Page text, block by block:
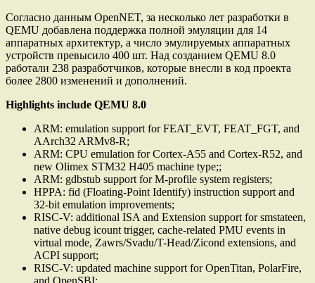
Согласно данным OpenNET, за несколько лет разработки в
QEMU добавлена поддержка полной эмуляции для 14
аппаратных архитектур, а число эмулируемых аппаратных
устройств превысило 400 шт. Над созданием QEMU 8.0
работали 238 разработчиков, которые внесли в код проекта
более 2800 изменений и дополнений.
Highlights include QEMU 8.0
ARM: emulation support for FEAT_EVT, FEAT_FGT, and
AArch32 ARMv8-R;
ARM: CPU emulation for Cortex-A55 and Cortex-R52, and
new Olimex STM32 H405 machine type;;
ARM: gdbstub support for M-profile system registers;
HPPA: fid (Floating-Point Identify) instruction support and
32-bit emulation improvements;
RISC-V: additional ISA and Extension support for smstateen,
native debug icount trigger, cache-related PMU events in
virtual mode, Zawrs/Svadu/T-Head/Zicond extensions, and
ACPI support;
RISC-V: updated machine support for OpenTitan, PolarFire,
and OpenSBI;